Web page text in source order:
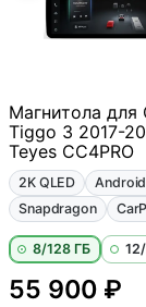
Магнитола для
Tiggo 3 2017-
Teyes CC4PRO
2K QLED
Snapdragon
8/128 ГБ
55 900 ₽